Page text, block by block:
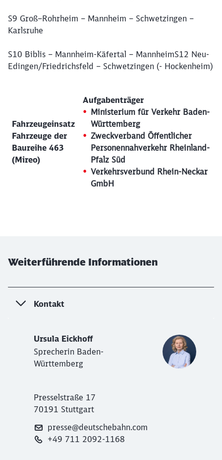
S9 Groß–Rohrheim – Mannheim – Schwetzingen –
Karlsruhe
S10 Biblis – Mannheim-Käfertal – MannheimS12 Neu-
Edingen/Friedrichsfeld – Schwetzingen (- Hockenheim)
Fahrzeugeinsatz
Fahrzeuge der
Baureihe 463
(Mireo)
Aufgabenträger
Ministerium für Verkehr Baden-
Württemberg
Zweckverband Öffentlicher
Personennahverkehr Rheinland-
Pfalz Süd
Verkehrsverbund Rhein-Neckar
GmbH
Weiterführende Informationen
Kontakt
Ursula Eickhoff
Sprecherin Baden-
Württemberg
Presselstraße 17
70191 Stuttgart
presse@deutschebahn.com
+49 711 2092-1168